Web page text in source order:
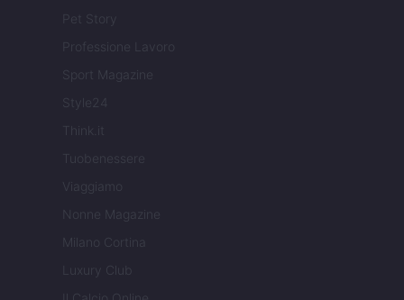
Pet Story
Professione Lavoro
Sport Magazine
Style24
Think.it
Tuobenessere
Viaggiamo
Nonne Magazine
Milano Cortina
Luxury Club